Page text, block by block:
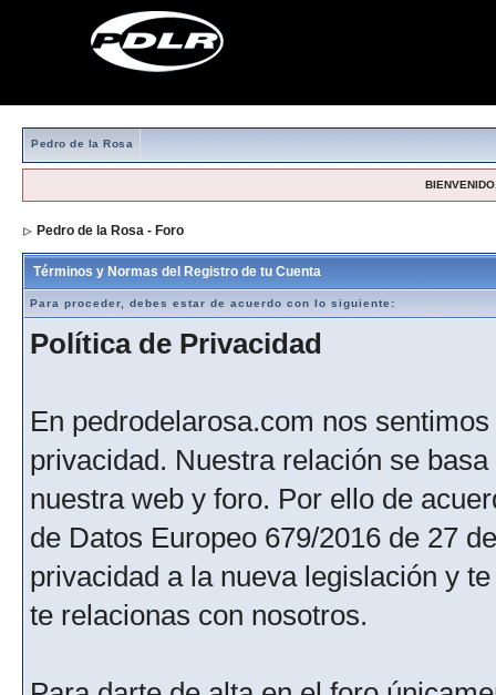
Pedro de la Rosa
Pedro de la Rosa - Foro
Términos y Normas del Registro de tu Cuenta
Para proceder, debes estar de acuerdo con lo siguiente:
Política de Privacidad
En pedrodelarosa.com nos
privacidad. Nuestra relación se
nuestra web y foro. Por ello de
de Datos Europeo 679/2016 de 27
privacidad a la nueva legislación y
te relacionas con nosotros.